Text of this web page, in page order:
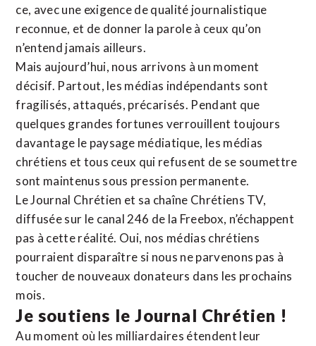
ce, avec une exigence de qualité journalistique
reconnue, et de donner la parole à ceux qu’on
n’entend jamais ailleurs.
Mais aujourd’hui, nous arrivons à un moment
décisif. Partout, les médias indépendants sont
fragilisés, attaqués, précarisés. Pendant que
quelques grandes fortunes verrouillent toujours
davantage le paysage médiatique, les médias
chrétiens et tous ceux qui refusent de se soumettre
sont maintenus sous pression permanente.
Le Journal Chrétien et sa chaîne Chrétiens TV,
diffusée sur le canal 246 de la Freebox, n’échappent
pas à cette réalité. Oui, nos médias chrétiens
pourraient disparaître si nous ne parvenons pas à
toucher de nouveaux donateurs dans les prochains
mois.
Je soutiens le Journal Chrétien !
Au moment où les milliardaires étendent leur